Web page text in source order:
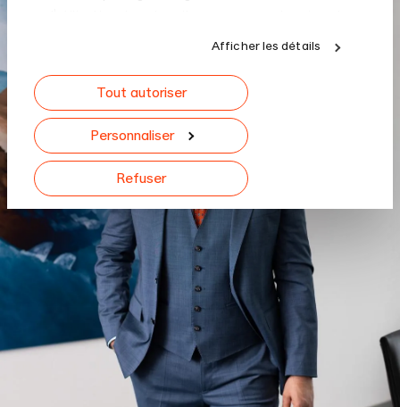
combiner celles-ci avec d'autres informations que
vous leur avez fournies ou qu'ils ont collectées lors de
votre utilisation de leurs services.
Afficher les détails
Tout autoriser
Personnaliser
Refuser